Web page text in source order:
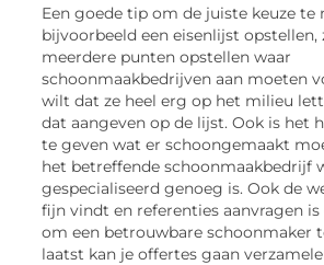
Een goede tip om de juiste keuze te
bijvoorbeeld een eisenlijst opstellen,
meerdere punten opstellen waar
schoonmaakbedrijven aan moeten
wilt dat ze heel erg op het milieu
dat aangeven op de lijst. Ook is het
te geven wat er schoongemaakt
het betreffende schoonmaakbedrijf
gespecialiseerd genoeg is. Ook de
fijn vindt en referenties aanvragen
om een betrouwbare schoonmaker
laatst kan je offertes gaan